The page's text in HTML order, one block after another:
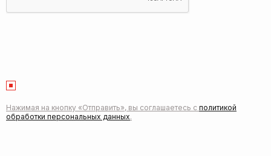
Нажимая на кнопку «Отправить», вы соглашаетесь с политикой
обработки персональных данных.